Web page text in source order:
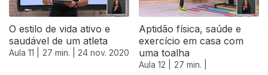
O estilo de vida ativo e
saudável de um atleta
Aula 11 | 27 min. | 24 nov. 2020
Aptidão física, saúde e
exercício em casa com
uma toalha
Aula 12 |
27 min. |